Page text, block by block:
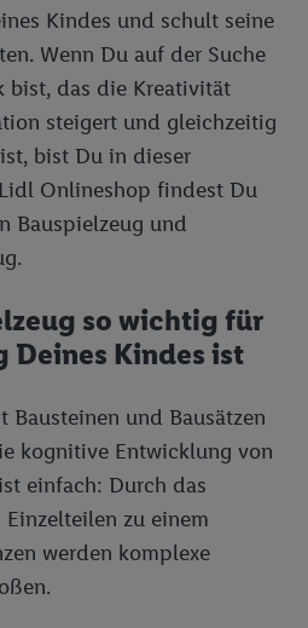
Kindes und schult seine
Wenn Du auf der Suche
bist, das die Kreativität
steigert und gleichzeitig
bist Du in dieser
Onlineshop findest Du
Bauspielzeug und
so wichtig für
Deines Kindes ist
Bausteinen und Bausätzen
kognitive Entwicklung von
einfach: Durch das
Einzelteilen zu einem
werden komplexe